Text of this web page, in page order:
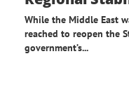
While the Middle East
reached to reopen the
government’s...